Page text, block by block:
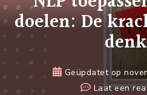
doelen: De
Geüpdatet op
Laat een